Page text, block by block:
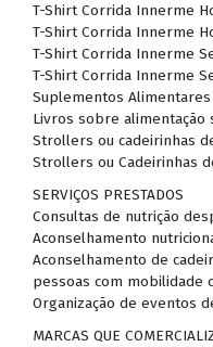
T-Shirt Corrida Innerme
T-Shirt Corrida Innerme
T-Shirt Corrida Innerme
T-Shirt Corrida Innerme
Suplementos Alimentares
Livros sobre alimentação
Strollers ou cadeirinhas
Strollers ou Cadeirinhas
SERVIÇOS PRESTADOS
Consultas de nutrição
Aconselhamento
Aconselhamento de
pessoas com mobilidade
Organização de eventos
MARCAS QUE